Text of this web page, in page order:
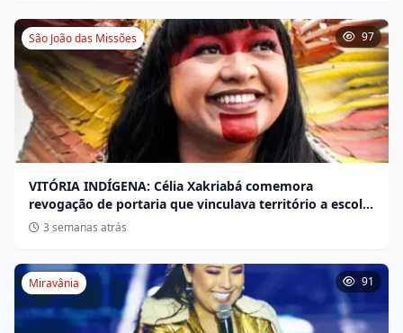
São João das Missões 97
VITÓRIA INDÍGENA: Célia Xakriabá comemora
revogação de portaria que vinculava território a escola
não indígena
3 semanas atrás
Miravânia 91